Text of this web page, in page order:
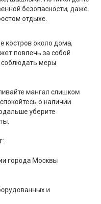
безопасности, даже
отдыхе.
костров около дома,
повлечь за собой
соблюдать меры
мангал слишком
о наличии
уберите
города Москвы
и